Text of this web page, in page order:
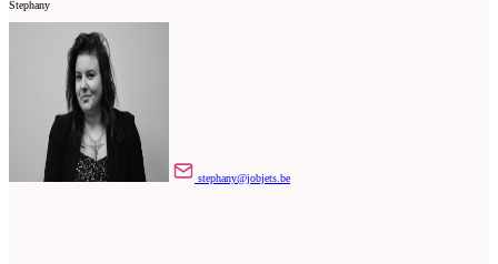
Stephany
stephany@jobjets.be